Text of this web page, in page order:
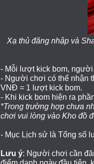
Xạ thủ đăng nhập và
- Mỗi lượt kick bom,
- Người chơi có thể nhận
VNĐ = 1 lượt kick bom.
- Khi kick bom hiện ra
*Trong trường hợp chưa
chơi vui lòng vào Kho đồ
- Mục Lịch sử là Tổng số
Lưu ý: Người chơi cần